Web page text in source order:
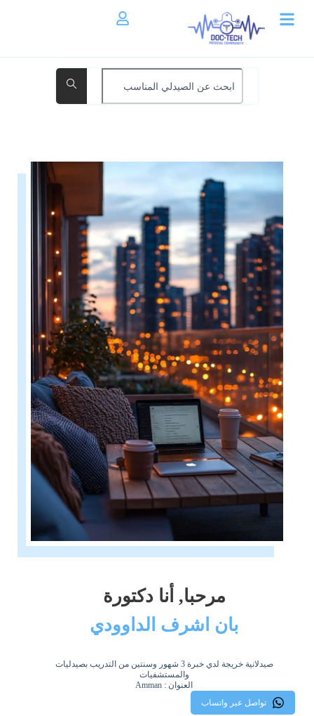
مرحبا, أنا دكتورة
بان اشرف الداوودي
صيدلانية خريجة لدي خبرة 3 شهور وسنتين من التدريب بصيدليات
والمستشفيات
العنوان : Amman
تواصل عبر واتساب